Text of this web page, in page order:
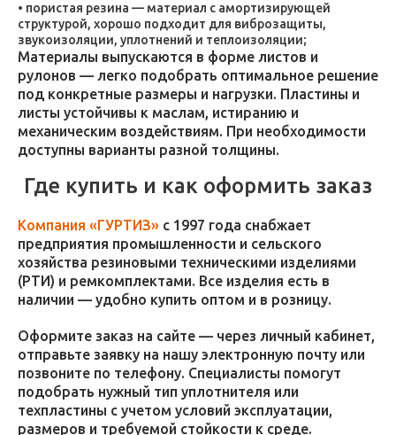
пористая резина — материал с амортизирующей
структурой, хорошо подходит для виброзащиты,
звукоизоляции, уплотнений и теплоизоляции;
Материалы выпускаются в форме листов и
рулонов — легко подобрать оптимальное решение
под конкретные размеры и нагрузки. Пластины и
листы устойчивы к маслам, истиранию и
механическим воздействиям. При необходимости
доступны варианты разной толщины.
Где купить и как оформить заказ
Компания «ГУРТИЗ» с 1997 года снабжает
предприятия промышленности и сельского
хозяйства резиновыми техническими изделиями
(РТИ) и ремкомплектами. Все изделия есть в
наличии — удобно купить оптом и в розницу.
Оформите заказ на сайте — через личный кабинет,
отправьте заявку на нашу электронную почту или
позвоните по телефону. Специалисты помогут
подобрать нужный тип уплотнителя или
техпластины с учетом условий эксплуатации,
размеров и требуемой стойкости к среде.